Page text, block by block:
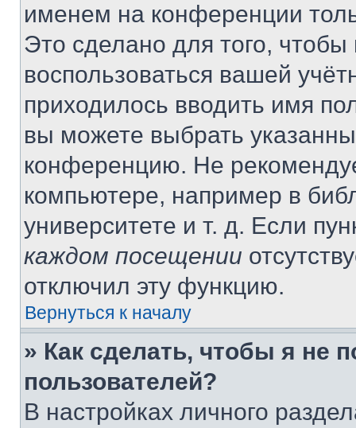
именем на конференции
Это сделано для того, чтобы
воспользоваться вашей
приходилось вводить имя
вы можете выбрать
конференцию. Не
компьютере, например в
университете и т. д. Если
каждом посещении
отключил эту функцию.
Вернуться к началу
» Как сделать, чтобы я не
пользователей?
В настройках личного